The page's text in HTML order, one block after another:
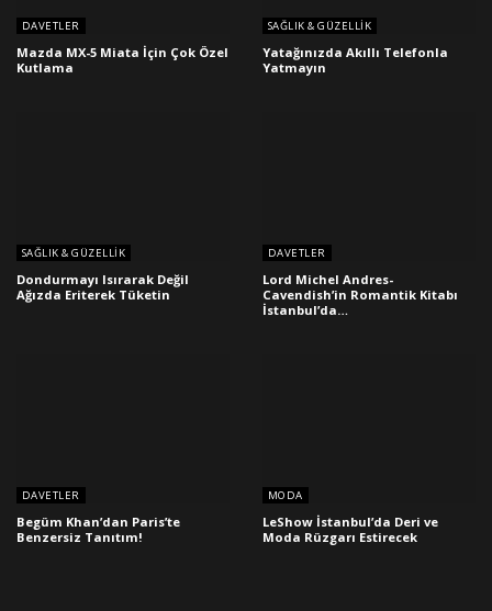
DAVETLER
Mazda MX-5 Miata İçin Çok Özel
Kutlama
SAĞLIK & GÜZELLIK
Yatağınızda Akıllı Telefonla
Yatmayın
SAĞLIK & GÜZELLIK
Dondurmayı Isırarak Değil
Ağızda Eriterek Tüketin
DAVETLER
Lord Michel Andres-
Cavendish’in Romantik Kitabı
İstanbul’da…
DAVETLER
Begüm Khan’dan Paris’te
Benzersiz Tanıtım!
MODA
LeShow İstanbul’da Deri ve
Moda Rüzgarı Estirecek